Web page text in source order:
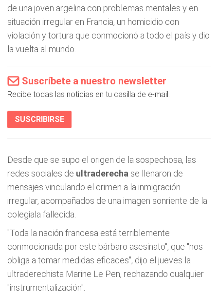
de una joven argelina con problemas mentales y en
situación irregular en Francia, un homicidio con
violación y tortura que conmocionó a todo el país y dio
la vuelta al mundo.
Suscríbete a nuestro newsletter
Recibe todas las noticias en tu casilla de e-mail.
SUSCRIBIRSE
Desde que se supo el origen de la sospechosa, las
redes sociales de ultraderecha se llenaron de
mensajes vinculando el crimen a la inmigración
irregular, acompañados de una imagen sonriente de la
colegiala fallecida.
"Toda la nación francesa está terriblemente
conmocionada por este bárbaro asesinato", que "nos
obliga a tomar medidas eficaces", dijo el jueves la
ultraderechista Marine Le Pen, rechazando cualquier
"instrumentalización".